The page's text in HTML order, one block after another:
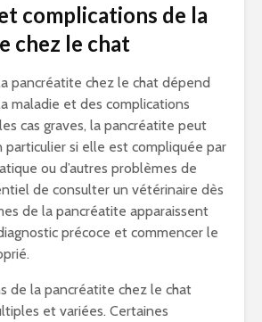
complications de la
chez le chat
pancréatite chez le chat dépend
maladie et des complications
cas graves, la pancréatite peut
si elle est compliquée par
ou d’autres problèmes de
de consulter un vétérinaire dès
de la pancréatite apparaissent
précoce et commencer le
de la pancréatite chez le chat
et variées. Certaines